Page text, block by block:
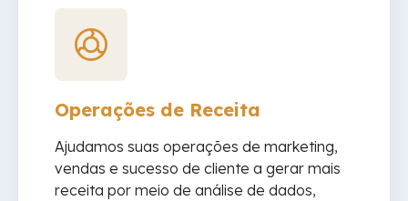
Operações de Receita
Ajudamos suas operações de marketing,
vendas e sucesso de cliente a gerar mais
receita por meio de análise de dados,